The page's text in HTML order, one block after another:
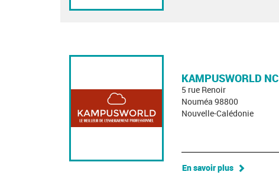
KAMPUSWORLD NC
5 rue Renoir
Nouméa 98800
Nouvelle-Calédonie
En savoir plus